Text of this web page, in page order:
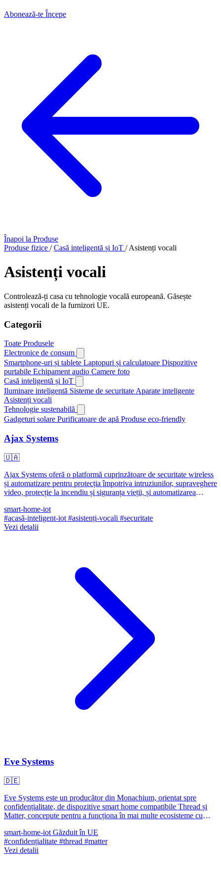
Abonează-te Începe
Înapoi la Produse
Produse fizice / Casă inteligentă și IoT / Asistenți vocali
Asistenți vocali
Controlează-ți casa cu tehnologie vocală europeană. Găsește
asistenți vocali de la furnizori UE.
Categorii
Toate Produsele
Electronice de consum
Smartphone-uri și tablete Laptopuri și calculatoare Dispozitive
purtabile Echipament audio Camere foto
Casă inteligentă și IoT
Iluminare inteligentă Sisteme de securitate Aparate inteligente
Asistenți vocali
Tehnologie sustenabilă
Gadgeturi solare Purificatoare de apă Produse eco-friendly
Ajax Systems
🇺🇦
Ajax Systems oferă o platformă cuprinzătoare de securitate wireless
și automatizare pentru protecția împotriva intruziunilor, supraveghere
video, protecție la incendiu și siguranța vieții, și automatizarea
smart-home-iot
#acasă-inteligent-iot #asistenți-vocali #securitate
Vezi detalii
Eve Systems
🇩🇪
Eve Systems este un producător din Monachium, orientat spre
confidențialitate, de dispozitive smart home compatibile Thread și
Matter, concepute pentru a funcționa în mai multe ecosisteme cu
smart-home-iot Găzduit în UE
#confidențialitate #thread #matter
Vezi detalii